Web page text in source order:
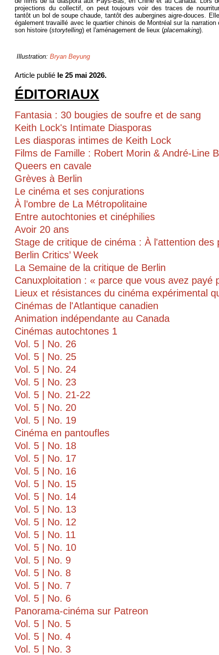
projections du collectif, on peut toujours voir des traces de
tantôt un bol de soupe chaude, tantôt des aubergines aigre-douces.
également travaillé avec le quartier chinois de Montréal sur la narration
son histoire (storytelling) et l'aménagement de lieux (placemaking).
Illustration: Bryan Beyung
Article publié le 25 mai 2026.
ÉDITORIAUX
Fantasia : 30 bougies de soufre et de sang
Keith Lock's Intimate Diasporas
Les diasporas intimes de Keith Lock
Films de Famille : Robert Morin & André-Line
Queers en cavale
Grèves à Berlin
Le cinéma et ses conjurations
À l’ombre de La Métropolitaine
Entre autochtonies et cinéphilies
Avoir 20 ans
Stage de critique de cinéma : À l'attention des
Berlin Critics’ Week
La Semaine de la critique de Berlin
Canuxploitation : « parce que vous avez payé
Lieux et résistances du cinéma expérimental
Cinémas de l'Atlantique canadien
Animation indépendante au Canada
Cinémas autochtones 1
Vol. 5 | No. 26
Vol. 5 | No. 25
Vol. 5 | No. 24
Vol. 5 | No. 23
Vol. 5 | No. 21-22
Vol. 5 | No. 20
Vol. 5 | No. 19
Cinéma en pantoufles
Vol. 5 | No. 18
Vol. 5 | No. 17
Vol. 5 | No. 16
Vol. 5 | No. 15
Vol. 5 | No. 14
Vol. 5 | No. 13
Vol. 5 | No. 12
Vol. 5 | No. 11
Vol. 5 | No. 10
Vol. 5 | No. 9
Vol. 5 | No. 8
Vol. 5 | No. 7
Vol. 5 | No. 6
Panorama-cinéma sur Patreon
Vol. 5 | No. 5
Vol. 5 | No. 4
Vol. 5 | No. 3